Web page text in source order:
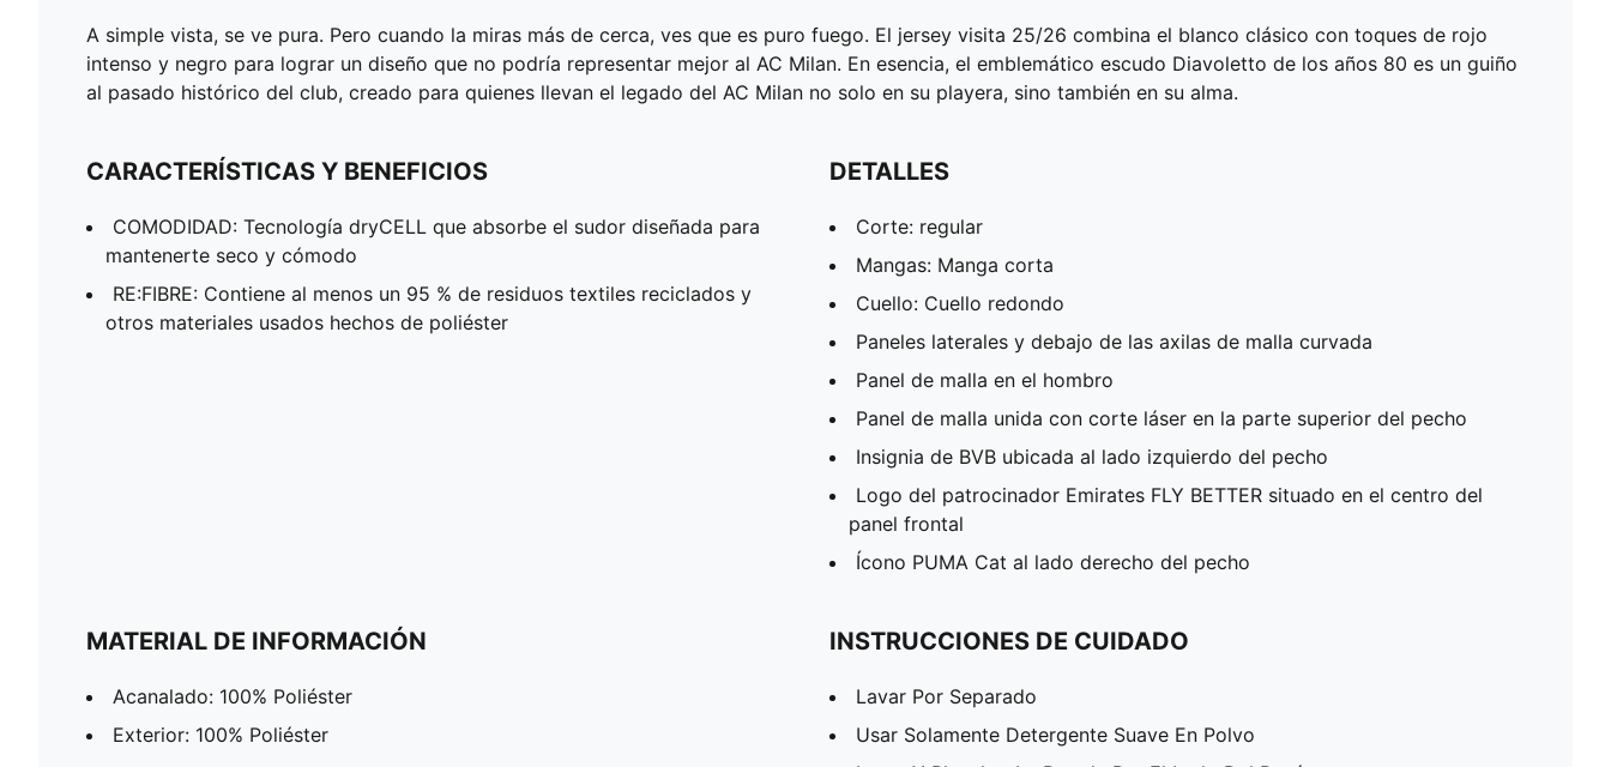
A simple vista, se ve pura. Pero cuando la miras más de cerca, ves que es puro fuego. El jersey visita 25/26 combina el blanco clásico con toques de rojo
intenso y negro para lograr un diseño que no podría representar mejor al AC Milan. En esencia, el emblemático escudo Diavoletto de los años 80 es un guiño
al pasado histórico del club, creado para quienes llevan el legado del AC Milan no solo en su playera, sino también en su alma.
CARACTERÍSTICAS Y BENEFICIOS
COMODIDAD: Tecnología dryCELL que absorbe el sudor diseñada para
mantenerte seco y cómodo
RE:FIBRE: Contiene al menos un 95 % de residuos textiles reciclados y
otros materiales usados hechos de poliéster
DETALLES
Corte: regular
Mangas: Manga corta
Cuello: Cuello redondo
Paneles laterales y debajo de las axilas de malla curvada
Panel de malla en el hombro
Panel de malla unida con corte láser en la parte superior del pecho
Insignia de BVB ubicada al lado izquierdo del pecho
Logo del patrocinador Emirates FLY BETTER situado en el centro del
panel frontal
Ícono PUMA Cat al lado derecho del pecho
MATERIAL DE INFORMACIÓN
Acanalado: 100% Poliéster
Exterior: 100% Poliéster
INSTRUCCIONES DE CUIDADO
Lavar Por Separado
Usar Solamente Detergente Suave En Polvo